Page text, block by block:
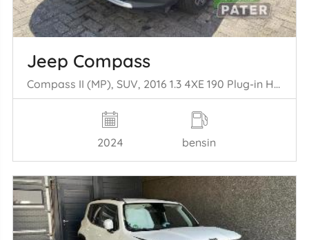
Jeep Compass
Compass II (MP), SUV, 2016 1.3 4XE 190 Plug-in Hybrid 16V 4x4
2024 bensin